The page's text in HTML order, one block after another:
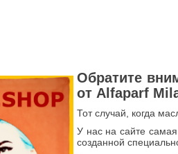
Обратите
от Alfaparf
Тот случай, когда
У нас на сайте
созданной